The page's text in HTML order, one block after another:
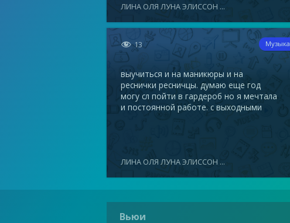
ЛИНА ОЛЯ ЛУНА ЭЛИССОН ...
 13 Музыка
выучиться и на маникюры и на
реснички ресничцы. думаю еще год
могу сл пойти в гардероб но я мечтала
и постоянной работе. с выходными
ЛИНА ОЛЯ ЛУНА ЭЛИССОН ...
Вьюи